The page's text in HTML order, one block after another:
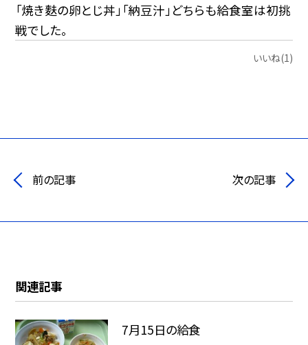
「焼き麩の卵とじ丼」「納豆汁」どちらも給食室は初挑
戦でした。
いいね(1)
前の記事 次の記事
関連記事
7月15日の給食